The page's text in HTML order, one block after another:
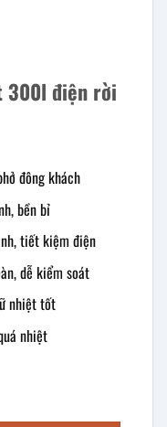
300l điện rời
đông khách
bền bỉ
tiết kiệm điện
dễ kiểm soát
nhiệt tốt
nhiệt
lượng